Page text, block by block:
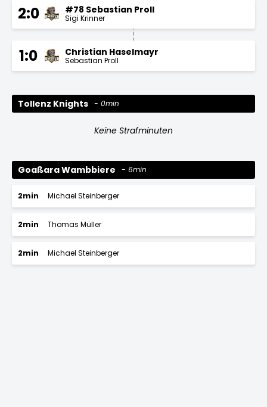
2:0 #78 Sebastian Proll
Sigi Krinner
1:0 Christian Haselmayr
Sebastian Proll
Tollenz Knights 0min
Keine Strafminuten
Goaßara Wambbiere 6min
2min Michael Steinberger
2min Thomas Müller
2min Michael Steinberger